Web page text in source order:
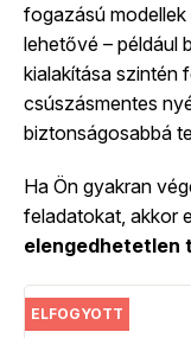
fogazású
lehetővé – például
kialakítása szintén
csúszásmentes
biztonságosabbá
Ha Ön gyakran
feladatokat, akkor
elengedhetetlen
ELFOGYOTT